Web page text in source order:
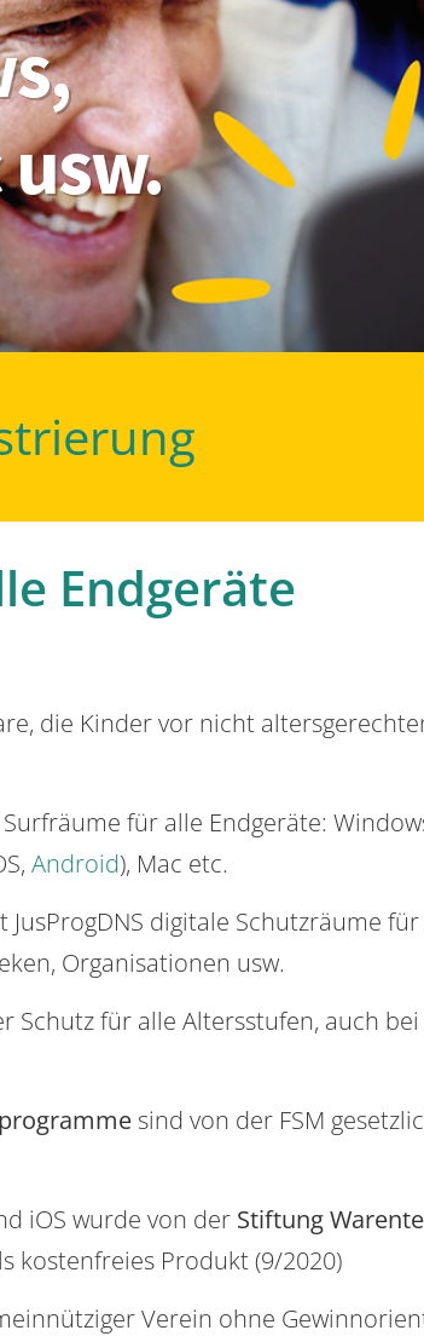
Endgeräte
die Kinder vor nicht
für alle Endgeräte:
Android), Mac etc.
digitale Schutzräume für
Organisationen usw.
Schutz für alle Altersstufen, auch
sind von der FSM
iOS wurde von der Stiftung
kostenfreies Produkt (9/2020)
Verein ohne